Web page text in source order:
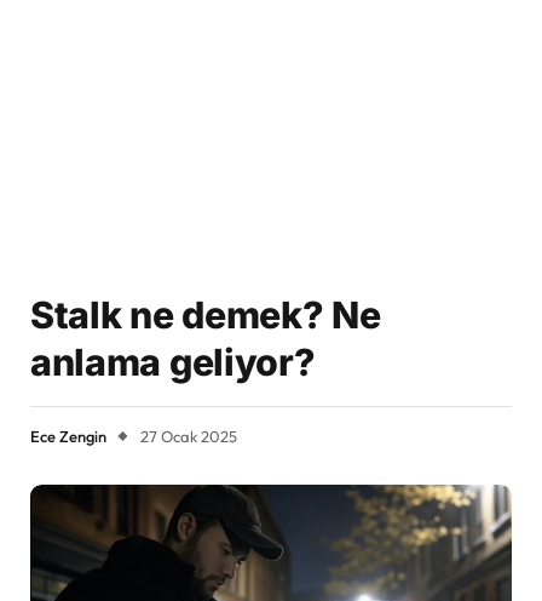
Stalk ne demek? Ne
anlama geliyor?
Ece Zengin 27 Ocak 2025